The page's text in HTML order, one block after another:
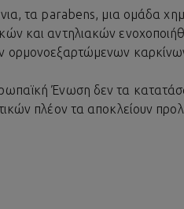
τα parabens, μια ομάδα
και αντηλιακών
ορμονοεξαρτώμενων
Ένωση δεν τα
πλέον τα αποκλείουν